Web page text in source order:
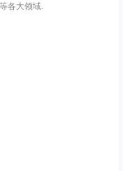
各大领域.